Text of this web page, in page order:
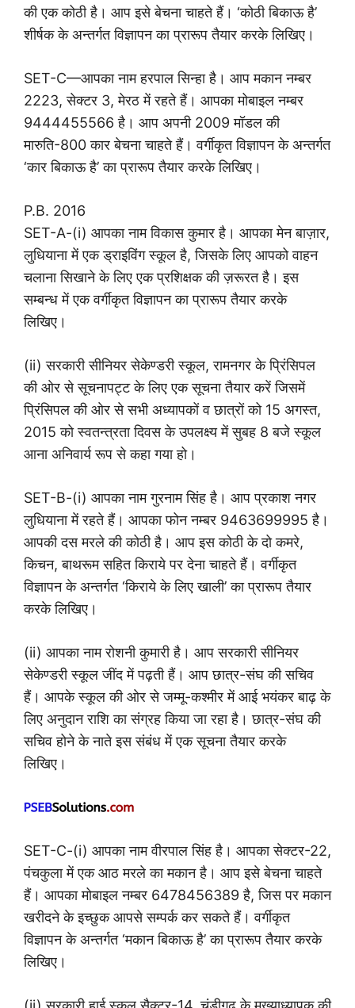
की एक कोठी है। आप इसे बेचना चाहते हैं। ‘कोठी बिकाऊ है’
शीर्षक के अन्तर्गत विज्ञापन का प्रारूप तैयार करके लिखिए।
SET-C—आपका नाम हरपाल सिन्हा है। आप मकान नम्बर
2223, सेक्टर 3, मेरठ में रहते हैं। आपका मोबाइल नम्बर
9444455566 है। आप अपनी 2009 मॉडल की
मारुति-800 कार बेचना चाहते हैं। वर्गीकृत विज्ञापन के अन्तर्गत
‘कार बिकाऊ है’ का प्रारूप तैयार करके लिखिए।
P.B. 2016
SET-A-(i) आपका नाम विकास कुमार है। आपका मेन बाज़ार,
लुधियाना में एक ड्राइविंग स्कूल है, जिसके लिए आपको वाहन
चलाना सिखाने के लिए एक प्रशिक्षक की ज़रूरत है। इस
सम्बन्ध में एक वर्गीकृत विज्ञापन का प्रारूप तैयार करके
लिखिए।
(ii) सरकारी सीनियर सेकेण्डरी स्कूल, रामनगर के प्रिंसिपल
की ओर से सूचनापट्ट के लिए एक सूचना तैयार करें जिसमें
प्रिंसिपल की ओर से सभी अध्यापकों व छात्रों को 15 अगस्त,
2015 को स्वतन्त्रता दिवस के उपलक्ष्य में सुबह 8 बजे स्कूल
आना अनिवार्य रूप से कहा गया हो।
SET-B-(i) आपका नाम गुरनाम सिंह है। आप प्रकाश नगर
लुधियाना में रहते हैं। आपका फोन नम्बर 9463699995 है।
आपकी दस मरले की कोठी है। आप इस कोठी के दो कमरे,
किचन, बाथरूम सहित किराये पर देना चाहते हैं। वर्गीकृत
विज्ञापन के अन्तर्गत ‘किराये के लिए खाली’ का प्रारूप तैयार
करके लिखिए।
(ii) आपका नाम रोशनी कुमारी है। आप सरकारी सीनियर
सेकेण्डरी स्कूल जींद में पढ़ती हैं। आप छात्र-संघ की सचिव
हैं। आपके स्कूल की ओर से जम्मू-कश्मीर में आई भयंकर बाढ़ के
लिए अनुदान राशि का संग्रह किया जा रहा है। छात्र-संघ की
सचिव होने के नाते इस संबंध में एक सूचना तैयार करके
लिखिए।
SET-C-(i) आपका नाम वीरपाल सिंह है। आपका सेक्टर-22,
पंचकुला में एक आठ मरले का मकान है। आप इसे बेचना चाहते
हैं। आपका मोबाइल नम्बर 6478456389 है, जिस पर मकान
खरीदने के इच्छुक आपसे सम्पर्क कर सकते हैं। वर्गीकृत
विज्ञापन के अन्तर्गत ‘मकान बिकाऊ है’ का प्रारूप तैयार करके
लिखिए।